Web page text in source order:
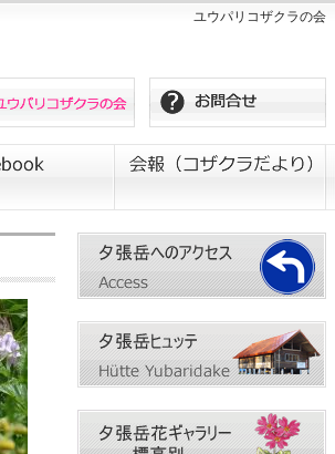
ユウパリコザクラの会